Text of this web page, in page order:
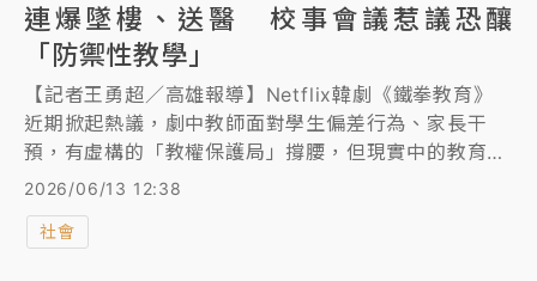
連爆墜樓、送醫 校事會議惹議恐釀
「防禦性教學」
【記者王勇超／高雄報導】Netflix韓劇《鐵拳教育》
近期掀起熱議，劇中教師面對學生偏差行為、家長干
預，有虛構的「教權保護局」撐腰，但現實中的教育現
場沒有這樣的靠山。高雄近日接連發生國小教師墜樓，
長期承受的親師衝突、行政負擔與調查壓力再度浮上檯
2026/06/13 12:38
社會